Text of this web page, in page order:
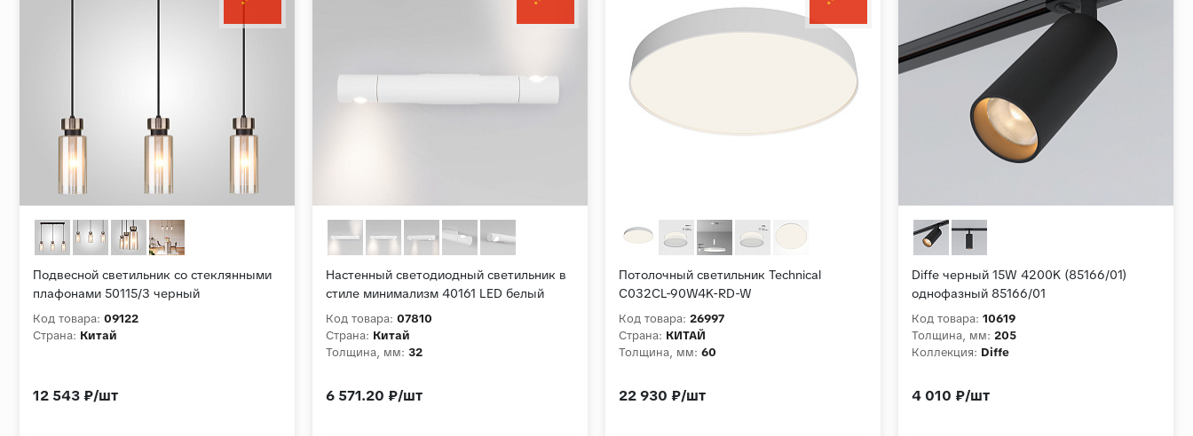
Подвесной светильник со стеклянными
плафонами 50115/3 черный
Код товара: 09122
Страна: Китай
12 543 ₽/шт
Настенный светодиодный светильник в
стиле минимализм 40161 LED белый
Код товара: 07810
Страна: Китай
Толщина, мм: 32
6 571.20 ₽/шт
Потолочный светильник Technical
C032CL-90W4K-RD-W
Код товара: 26997
Страна: КИТАЙ
Толщина, мм: 60
22 930 ₽/шт
Diffe черный 15W 4200K (85166/01)
однофазный 85166/01
Код товара: 10619
Толщина, мм: 205
Коллекция: Diffe
4 010 ₽/шт